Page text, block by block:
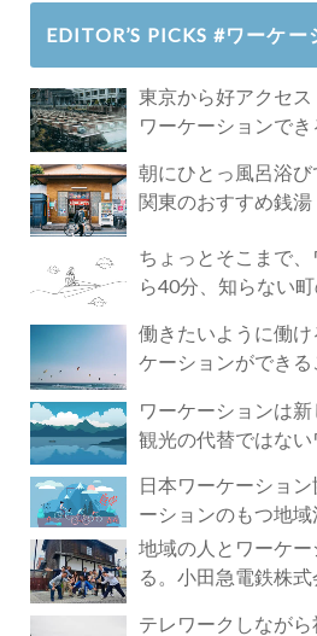
EDITOR’S PICKS #ワーケー
東京から好アクセ
ワーケーションで
朝にひとっ風呂浴び
関東のおすすめ銭湯
ちょっとそこまで
ら40分、知らない
働きたいように働
ケーションができる
ワーケーションは新
観光の代替ではない
日本ワーケーショ
ーションのもつ地
地域の人とワーケー
る。小田急電鉄株式
テレワークしながら